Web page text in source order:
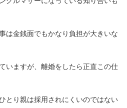
は金銭面でもかなり負担が大きいな
いますが、離婚をしたら正直この仕
とり親は採用されにくいのではない